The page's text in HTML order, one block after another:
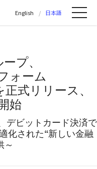
社 | ラクスル株式会社の公
English 日本語
プ、
ォーム
式リリース、
始
デビットカード決済で
化された“新しい金融
～